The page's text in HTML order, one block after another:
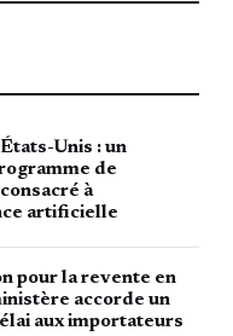
Unis : un
de
à
artificielle
pour la revente en
accorde un
aux importateurs